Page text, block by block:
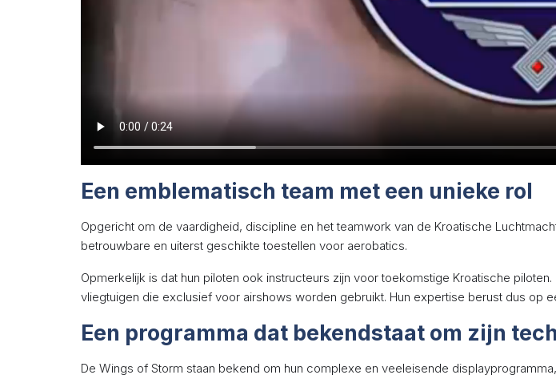
Een emblematisch team met een unieke rol
Opgericht om de vaardigheid, discipline en het teamwork van de Kroatische
betrouwbare en uiterst geschikte toestellen voor aerobatics.
Opmerkelijk is dat hun piloten ook instructeurs zijn voor toekomstige Kroatische
vliegtuigen die exclusief voor airshows worden gebruikt. Hun expertise berust dus op
Een programma dat bekendstaat om zijn
De Wings of Storm staan bekend om hun complexe en veeleisende